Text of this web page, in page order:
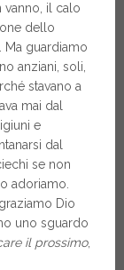
vanno, il calo
dello
Ma guardiamo
anziani, soli,
stavano a
mai dal
e
dal
se non
adoriamo.
Dio
uno sguardo
il prossimo,